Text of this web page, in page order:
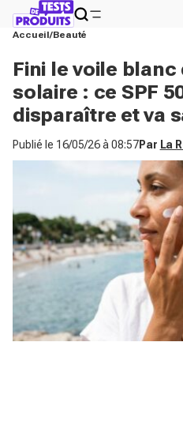
Accueil Beauté
Fini le voile blanc
solaire : ce SPF
disparaître et va
Publié le 16/05/26 à 08:57Par La